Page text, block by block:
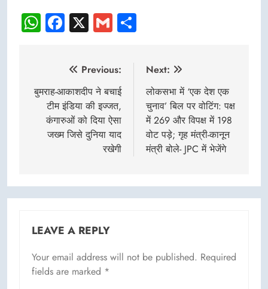
WhatsApp
Facebook
X Gmail
navigation
Previous:
बुमराह-आकाशदीप ने बचाई
टीम इंडिया की इज्जत,
कंगारुओं को दिया ऐसा
जख्म जिसे दुनिया याद
रखेगी
Next:
लोकसभा में ‘एक देश एक
चुनाव’ बिल पर वोटिंग: पक्ष
में 269 और विपक्ष में 198
वोट पड़े; गृह मंत्री-कानून
मंत्री बोले- JPC में भेजेंगे
LEAVE A REPLY
Your email address will not be published. Required
fields are marked *